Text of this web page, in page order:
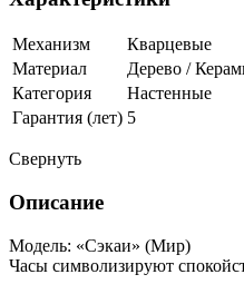
Механизм
Кварцевые
Материал
Дерево /
Категория
Настенные
Гарантия (лет) 5
Свернуть
Описание
Модель: «Сэкаи» (Мир)
Часы символизируют